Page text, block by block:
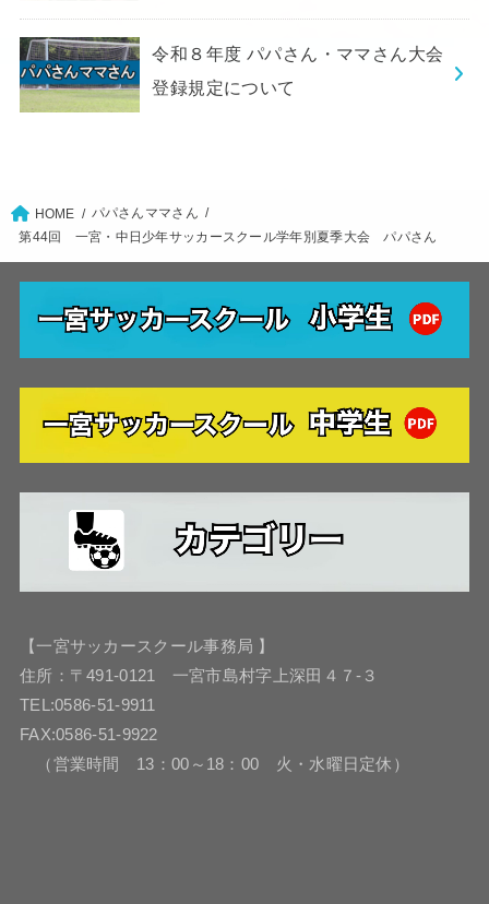
令和８年度 パパさん・ママさん大会
登録規定について
HOME
パパさんママさん
第44回 一宮・中日少年サッカースクール学年別夏季大会 パパさん
【一宮サッカースクール事務局 】
住所：〒491-0121 一宮市島村字上深田４７-３
TEL:0586-51-9911
FAX:0586-51-9922
（営業時間 13：00～18：00 火・水曜日定休）